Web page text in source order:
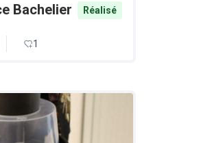
Bachelier
Réalisé
1